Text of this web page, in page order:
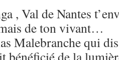
, Val de Nantes
de ton vivant…
Malebranche qui
bénéficié de la